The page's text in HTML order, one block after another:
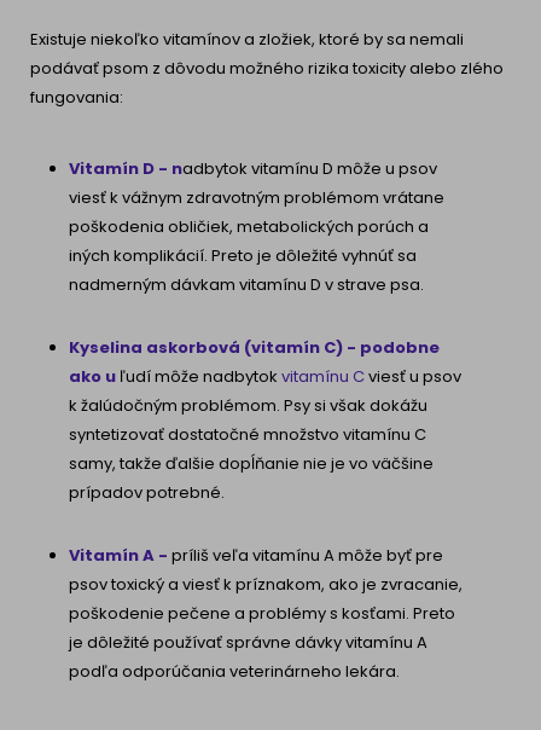
Existuje niekoľko vitamínov a zložiek, ktoré by sa nemali
podávať psom z dôvodu možného rizika toxicity alebo zlého
fungovania:
Vitamín D - nadbytok vitamínu D môže u psov
viesť k vážnym zdravotným problémom vrátane
poškodenia obličiek, metabolických porúch a
iných komplikácií. Preto je dôležité vyhnúť sa
nadmerným dávkam vitamínu D v strave psa.
Kyselina askorbová (vitamín C) - podobne
ako u ľudí môže nadbytok vitamínu Cviesť u psov
k žalúdočným problémom. Psy si však dokážu
syntetizovať dostatočné množstvo vitamínu C
samy, takže ďalšie dopĺňanie nie je vo väčšine
prípadov potrebné.
Vitamín A - príliš veľa vitamínu A môže byť pre
psov toxický a viesť k príznakom, ako je zvracanie,
poškodenie pečene a problémy s kosťami. Preto
je dôležité používať správne dávky vitamínu A
podľa odporúčania veterinárneho lekára.